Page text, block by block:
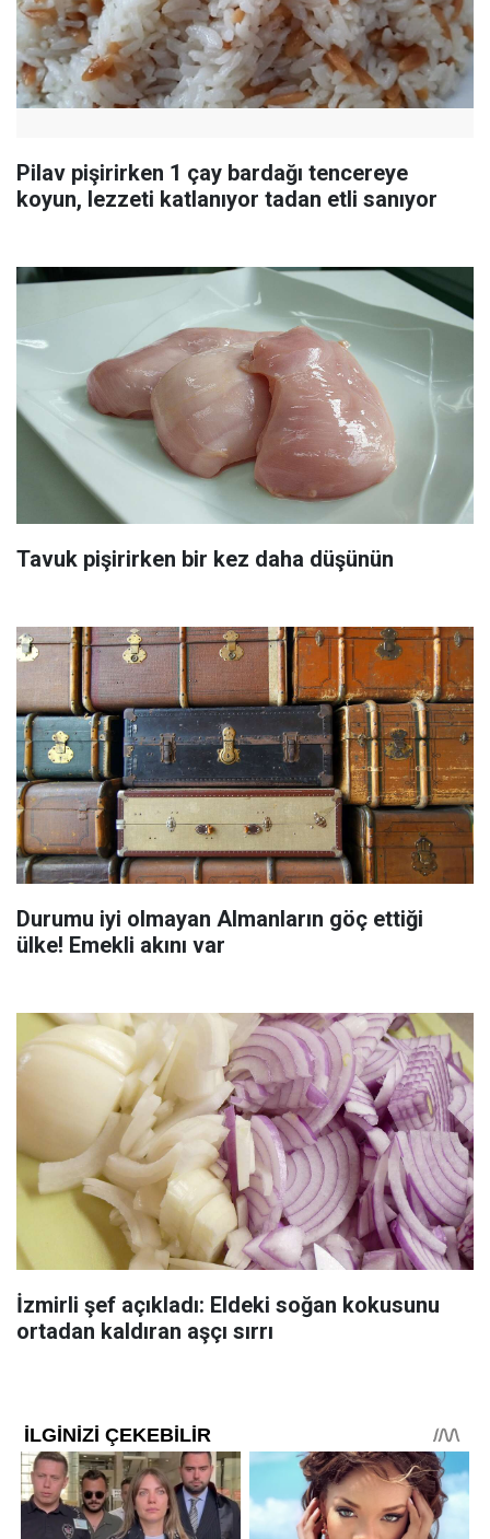
Pilav pişirirken 1 çay bardağı tencereye
koyun, lezzeti katlanıyor tadan etli sanıyor
Tavuk pişirirken bir kez daha düşünün
Durumu iyi olmayan Almanların göç ettiği
ülke! Emekli akını var
İzmirli şef açıkladı: Eldeki soğan kokusunu
ortadan kaldıran aşçı sırrı